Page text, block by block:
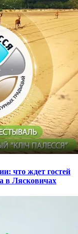
что ждет гостей
в Лясковичах